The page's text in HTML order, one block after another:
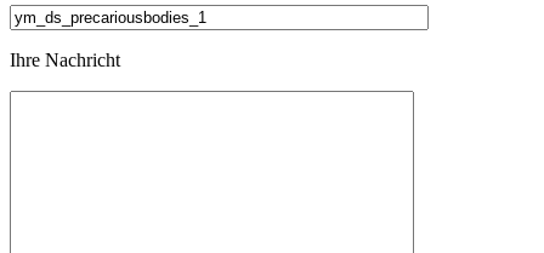
Ihre Nachricht